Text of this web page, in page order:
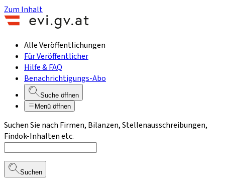
Zum Inhalt
Alle Veröffentlichungen
Für Veröffentlicher
Hilfe & FAQ
Benachrichtigungs-Abo
Suche öffnen
Menü öffnen
Suchen Sie nach Firmen, Bilanzen, Stellenausschreibungen,
Findok-Inhalten etc.
Suchen